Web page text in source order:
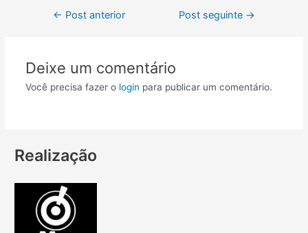
← Post anterior Post seguinte →
Deixe um comentário
Você precisa fazer o login para publicar um comentário.
Realização